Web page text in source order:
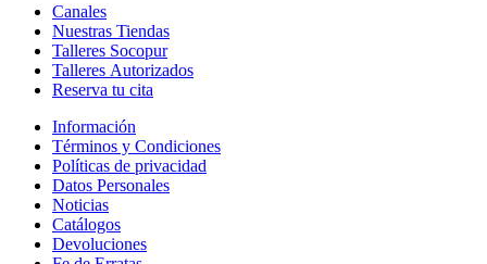
Canales
Nuestras Tiendas
Talleres Socopur
Talleres Autorizados
Reserva tu cita
Información
Términos y Condiciones
Políticas de privacidad
Datos Personales
Noticias
Catálogos
Devoluciones